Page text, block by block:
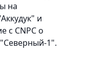
на
и
с CNPC о
1".